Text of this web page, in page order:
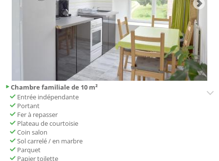
Chambre familiale de 10 m²
Entrée indépendante
Portant
Fer à repasser
Plateau de courtoisie
Coin salon
Sol carrelé / en marbre
Parquet
Papier toilette